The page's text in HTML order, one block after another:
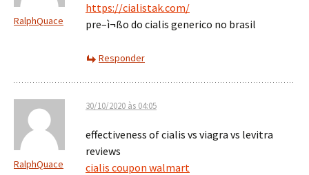
RalphQuace
https://cialistak.com/
pre–ì¬ßo do cialis generico no brasil
Responder
RalphQuace
30/10/2020 às 04:05
effectiveness of cialis vs viagra vs levitra
reviews
cialis coupon walmart